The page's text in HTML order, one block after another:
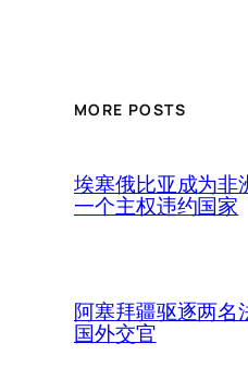
MORE POSTS
埃塞俄比亚成为非
一个主权违约国家
阿塞拜疆驱逐两名
国外交官